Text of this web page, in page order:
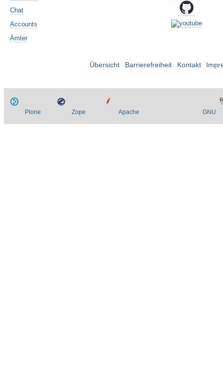
Chat
Accounts
Ämter
Übersicht Barrierefreiheit Kontakt
Plone Zope Apache GNU